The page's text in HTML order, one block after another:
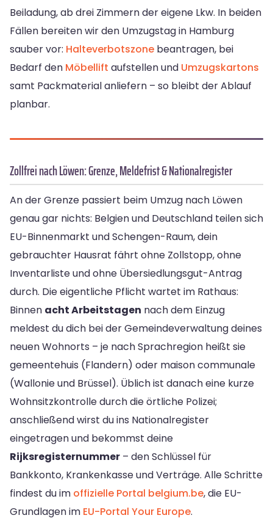
Beiladung, ab drei Zimmern der eigene Lkw. In beiden
Fällen bereiten wir den Umzugstag in Hamburg
sauber vor: Halteverbotszone beantragen, bei
Bedarf den Möbellift aufstellen und Umzugskartons
samt Packmaterial anliefern – so bleibt der Ablauf
planbar.
Zollfrei nach Löwen: Grenze, Meldefrist & Nationalregister
An der Grenze passiert beim Umzug nach Löwen
genau gar nichts: Belgien und Deutschland teilen sich
EU-Binnenmarkt und Schengen-Raum, dein
gebrauchter Hausrat fährt ohne Zollstopp, ohne
Inventarliste und ohne Übersiedlungsgut-Antrag
durch. Die eigentliche Pflicht wartet im Rathaus:
Binnen acht Arbeitstagen nach dem Einzug
meldest du dich bei der Gemeindeverwaltung deines
neuen Wohnorts – je nach Sprachregion heißt sie
gemeentehuis (Flandern) oder maison communale
(Wallonie und Brüssel). Üblich ist danach eine kurze
Wohnsitzkontrolle durch die örtliche Polizei;
anschließend wirst du ins Nationalregister
eingetragen und bekommst deine
Rijksregisternummer – den Schlüssel für
Bankkonto, Krankenkasse und Verträge. Alle Schritte
findest du im offizielle Portal belgium.be, die EU-
Grundlagen im EU-Portal Your Europe.